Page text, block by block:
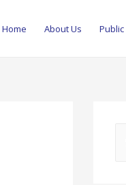
Home About Us